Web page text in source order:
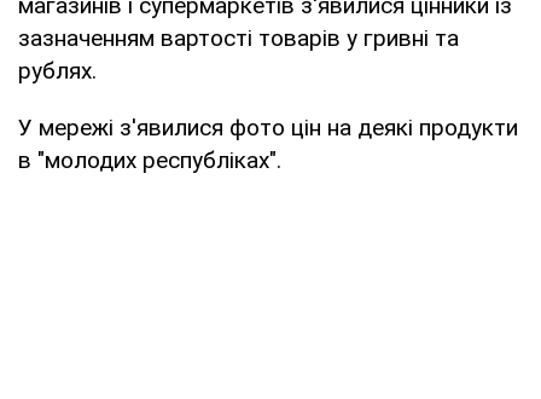
зазначенням вартості товарів у гривні та
рублях.
У мережі з'явилися фото цін на деякі продукти
в "молодих республіках".